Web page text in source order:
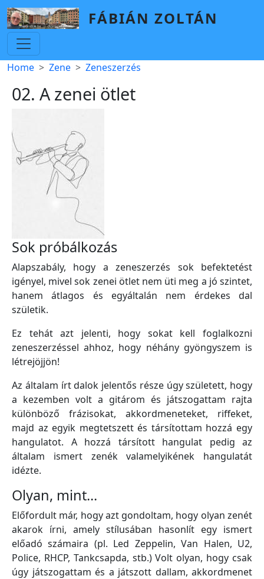
Skip to main content
FÁBIÁN ZOLTÁN
Breadcrumb
Home Zene Zeneszerzés
02. A zenei ötlet
Sok próbálkozás
Alapszabály, hogy a zeneszerzés sok befektetést
igényel, mivel sok zenei ötlet nem üti meg a jó szintet,
hanem átlagos és egyáltalán nem érdekes dal
születik.
Ez tehát azt jelenti, hogy sokat kell foglalkozni
zeneszerzéssel ahhoz, hogy néhány gyöngyszem is
létrejöjjön!
Az általam írt dalok jelentős része úgy született, hogy
a kezemben volt a gitárom és játszogattam rajta
különböző frázisokat, akkordmeneteket, riffeket,
majd az egyik megtetszett és társítottam hozzá egy
hangulatot. A hozzá társított hangulat pedig az
általam ismert zenék valamelyikének hangulatát
idézte.
Olyan, mint...
Előfordult már, hogy azt gondoltam, hogy olyan zenét
akarok írni, amely stílusában hasonlít egy ismert
előadó számaira (pl. Led Zeppelin, Van Halen, U2,
Police, RHCP, Tankcsapda, stb.) Volt olyan, hogy csak
úgy játszogattam és a játszott dallam, akkordmenet